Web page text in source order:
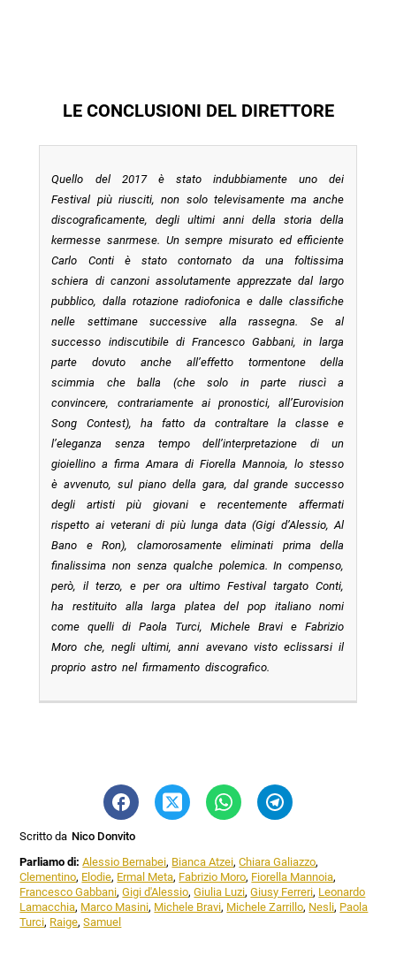
LE CONCLUSIONI DEL DIRETTORE
Quello del 2017 è stato indubbiamente uno dei
Festival più riusciti, non solo televisamente ma anche
discograficamente, degli ultimi anni della storia della
kermesse sanrmese. Un sempre misurato ed efficiente
Carlo Conti è stato contornato da una foltissima
schiera di canzoni assolutamente apprezzate dal largo
pubblico, dalla rotazione radiofonica e dalle classifiche
nelle settimane successive alla rassegna. Se al
successo indiscutibile di Francesco Gabbani, in larga
parte dovuto anche all’effetto tormentone della
scimmia che balla (che solo in parte riuscì a
convincere, contrariamente ai pronostici, all’Eurovision
Song Contest), ha fatto da contraltare la classe e
l’eleganza senza tempo dell’interpretazione di un
gioiellino a firma Amara di Fiorella Mannoia, lo stesso
è avvenuto, sul piano della gara, dal grande successo
degli artisti più giovani e recentemente affermati
rispetto ai veterani di più lunga data (Gigi d’Alessio, Al
Bano e Ron), clamorosamente eliminati prima della
finalissima non senza qualche polemica. In compenso,
però, il terzo, e per ora ultimo Festival targato Conti,
ha restituito alla larga platea del pop italiano nomi
come quelli di Paola Turci, Michele Bravi e Fabrizio
Moro che, negli ultimi, anni avevano visto eclissarsi il
proprio astro nel firmamento discografico.
Scritto da Nico Donvito
Parliamo di:Alessio Bernabei, Bianca Atzei,Chiara Galiazzo,
Clementino, Elodie, Ermal Meta, Fabrizio Moro, Fiorella Mannoia,
Francesco Gabbani,Gigi d'Alessio,Giulia Luzi,Giusy Ferreri, Leonardo
Lamacchia, Marco Masini, Michele Bravi, Michele Zarrillo, Nesli, Paola
Turci, Raige,Samuel